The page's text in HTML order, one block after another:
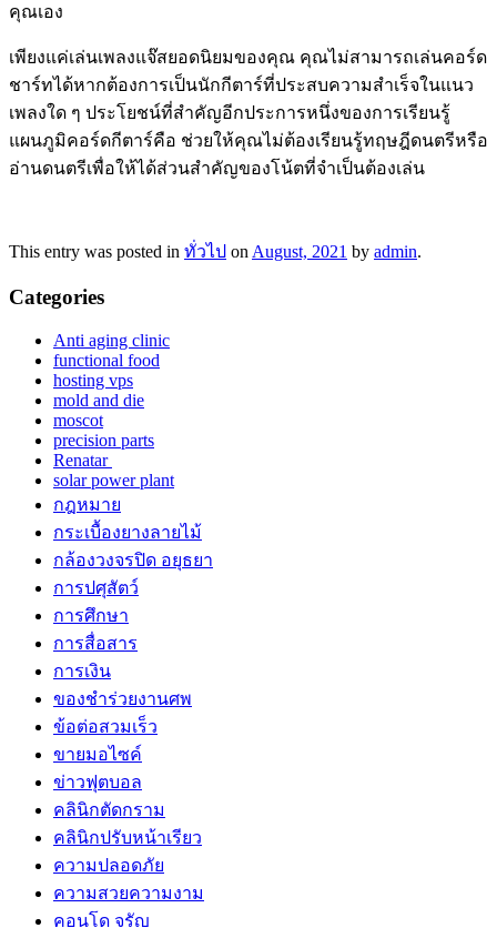
คุณเอง
เพียงแค่เล่นเพลงแจ๊สยอดนิยมของคุณ คุณไม่สามารถเล่นคอร์ด
ชาร์ทได้หากต้องการเป็นนักกีตาร์ที่ประสบความสำเร็จในแนว
เพลงใด ๆ ประโยชน์ที่สำคัญอีกประการหนึ่งของการเรียนรู้
แผนภูมิคอร์ดกีตาร์คือ ช่วยให้คุณไม่ต้องเรียนรู้ทฤษฎีดนตรีหรือ
อ่านดนตรีเพื่อให้ได้ส่วนสำคัญของโน้ตที่จำเป็นต้องเล่น
This entry was posted in ทั่วไป on August, 2021 by admin.
Categories
Anti aging clinic
functional food
hosting vps
mold and die
moscot
precision parts
Renatar
solar power plant
กฎหมาย
กระเบื้องยางลายไม้
กล้องวงจรปิด อยุธยา
การปศุสัตว์
การศึกษา
การสื่อสาร
การเงิน
ของชำร่วยงานศพ
ข้อต่อสวมเร็ว
ขายมอไซค์
ข่าวฟุตบอล
คลินิกตัดกราม
คลินิกปรับหน้าเรียว
ความปลอดภัย
ความสวยความงาม
คอนโด จรัญ